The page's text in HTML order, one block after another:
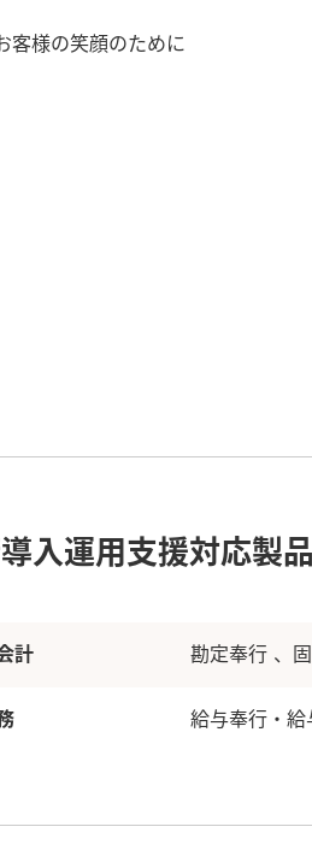
客様の笑顔のために
入運用支援対応製品
計 勘定奉行
給与奉行・給